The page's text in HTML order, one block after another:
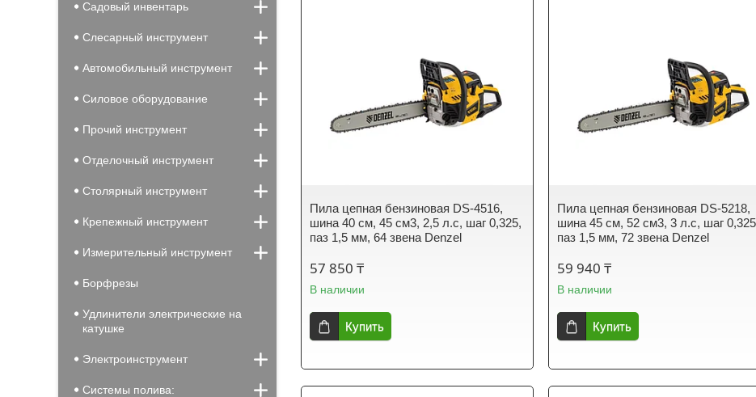
Пила цепная бензиновая DS-4516,
шина 40 см, 45 см3, 2,5 л.с, шаг 0,325,
паз 1,5 мм, 64 звена Denzel
57 850 ₸
В наличии
Купить
Пила цепная бензиновая DS-5218,
шина 45 см, 52 см3, 3 л.с, шаг
паз 1,5 мм, 72 звена Denzel
59 940 ₸
В наличии
Купить
Садовый инвентарь
Слесарный инструмент
Автомобильный инструмент
Силовое оборудование
Прочий инструмент
Отделочный инструмент
Столярный инструмент
Крепежный инструмент
Измерительный инструмент
Борфрезы
Удлинители электрические на
катушке
Электроинструмент
Системы полива: